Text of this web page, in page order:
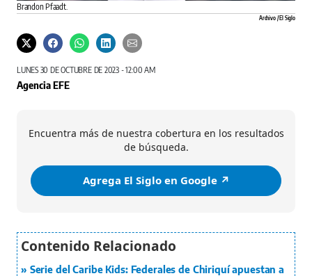
Brandon Pfaadt.
Archivo / El Siglo
LUNES 30 DE OCTUBRE DE 2023 - 12:00 AM
Agencia EFE
Encuentra más de nuestra cobertura en los resultados
de búsqueda.
Agrega El Siglo en Google ↗️
Serie del Caribe Kids: Federales de Chiriquí apuestan a